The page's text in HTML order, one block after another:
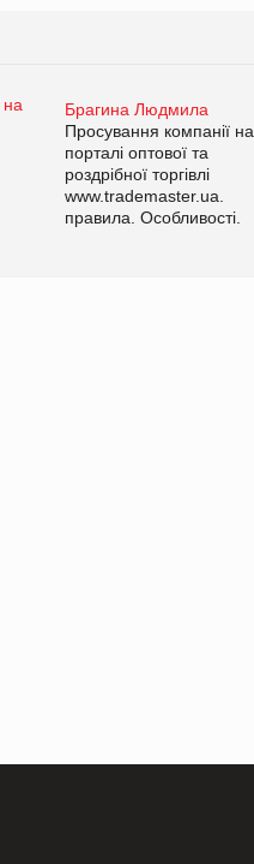
Брагина Людмила
Просування компанії на
порталі оптової та
роздрібної торгівлі
www.trademaster.ua.
правила. Особливості.